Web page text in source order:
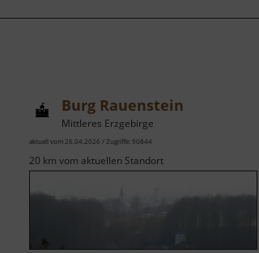
Burg Rauenstein
Mittleres Erzgebirge
aktuell vom 26.04.2026 / Zugriffe: 90844
20 km vom aktuellen Standort